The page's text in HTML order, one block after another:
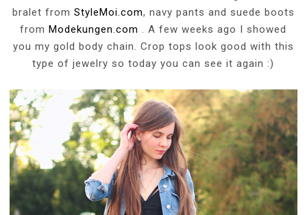
bralet from StyleMoi.com, navy pants and suede boots
fromModekungen.com. A few weeks ago I showed
you my gold body chain. Crop tops look good with this
type of jewelry so today you can see it again :)